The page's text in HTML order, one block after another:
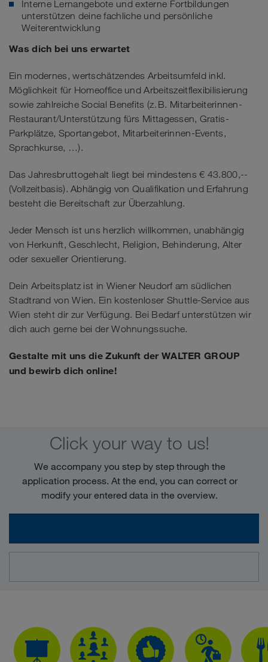
Interne Lernangebote und externe Fortbildungen
unterstützen deine fachliche und persönliche
Weiterentwicklung
Was dich bei uns erwartet
Ein modernes, wertschätzendes Arbeitsumfeld inkl.
Möglichkeit für Homeoffice und Arbeitszeitflexibilisierung
sowie zahlreiche Social Benefits (z. B. Mitarbeiterinnen-
Restaurant/Unterstützung fürs Mittagessen, Gratis-
Parkplätze, Sportangebot, Mitarbeiterinnen-Events,
Sprachkurse, …).
Das Jahresbruttogehalt liegt bei mindestens € 43.800,--
(Vollzeitbasis). Abhängig von Qualifikation und Erfahrung
besteht die Bereitschaft zur Überzahlung.
Jeder Mensch ist uns herzlich willkommen, unabhängig
von Herkunft, Geschlecht, Religion, Behinderung, Alter
oder sexueller Orientierung.
Dein Arbeitsplatz ist in Wiener Neudorf am südlichen
Stadtrand von Wien. Ein kostenloser Shuttle-Service aus
Wien steht dir zur Verfügung. Bei Bedarf unterstützen wir
dich auch gerne bei der Wohnungssuche.
Gestalte mit uns die Zukunft der WALTER GROUP
und bewirb dich online!
Click your way to us!
We accompany you step by step through the
application process. At the end, you can correct or
modify your entered data in the overview.